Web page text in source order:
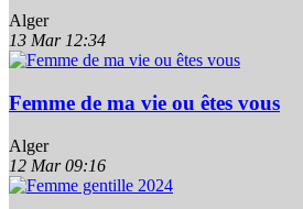
Alger
13 Mar 12:34
Femme de ma vie ou êtes vous
Alger
12 Mar09:16